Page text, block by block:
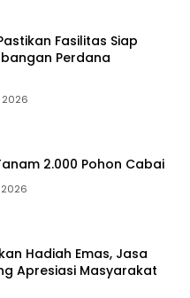
Fasilitas Siap
Perdana
2.000 Pohon Cabai
Hadiah Emas, Jasa
Apresiasi Masyarakat